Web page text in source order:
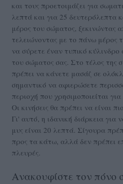
και τους προετοιμάζει για
λεπτά και για 25 δευτερόλεπτα
μέρος του σώματος, ξεκινώντας
τελειώνοντας με το πάνω μέρος
να σύρετε έναν τυπικό
του σώματος σας. Στο τέλος της
πρέπει να κάνετε μασάζ σε
σημαντικό να αφιερώσετε
περιοχή που χρησιμοποιείται
Οι κινήσεις θα πρέπει να είναι
Γι' αυτό, η ιδανική διάρκεια
μυς είναι 20 λεπτά. Σίγουρα
προς τα κάτω, αλλά δεν πρέπει
πλευρές.
Ανακουφίστε τον πόνο